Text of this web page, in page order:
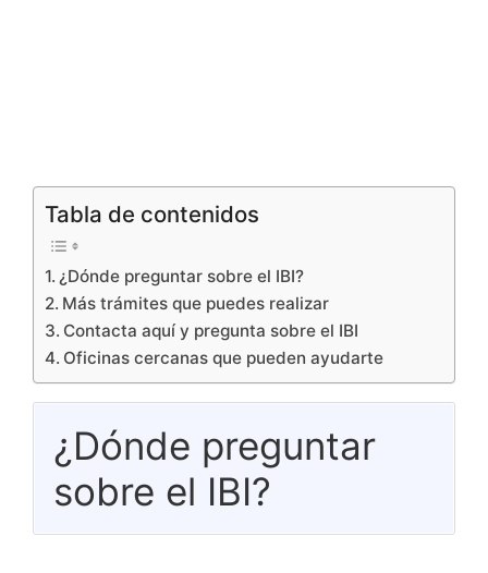
Tabla de contenidos
¿Dónde preguntar sobre el IBI?
Más trámites que puedes realizar
Contacta aquí y pregunta sobre el IBI
Oficinas cercanas que pueden ayudarte
¿Dónde preguntar
sobre el IBI?